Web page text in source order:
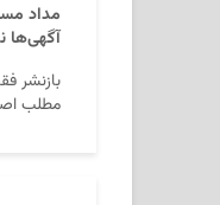
مداد
آگهی‌ها
بازنشر
مطلب